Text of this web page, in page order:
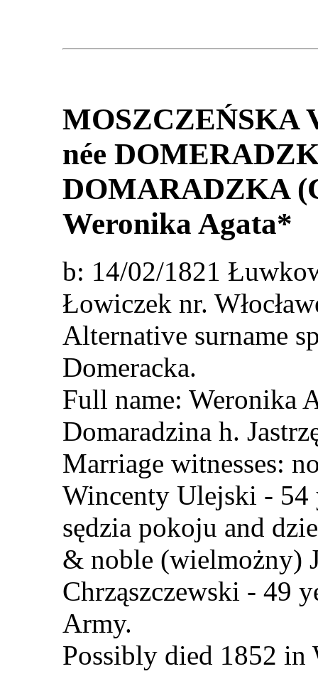
MOSZCZEŃSKA
née
DOMARADZKA
Weronika Agata*
b: 14/02/1821
Łowiczek nr.
Alternative surname
Domeracka.
Full name: Weronika
Domaradzina h.
Marriage witnesses:
Wincenty Ulejski - 54
sędzia pokoju and
& noble (wielmożny)
Chrząszczewski - 49
Army.
Possibly died 1852 in